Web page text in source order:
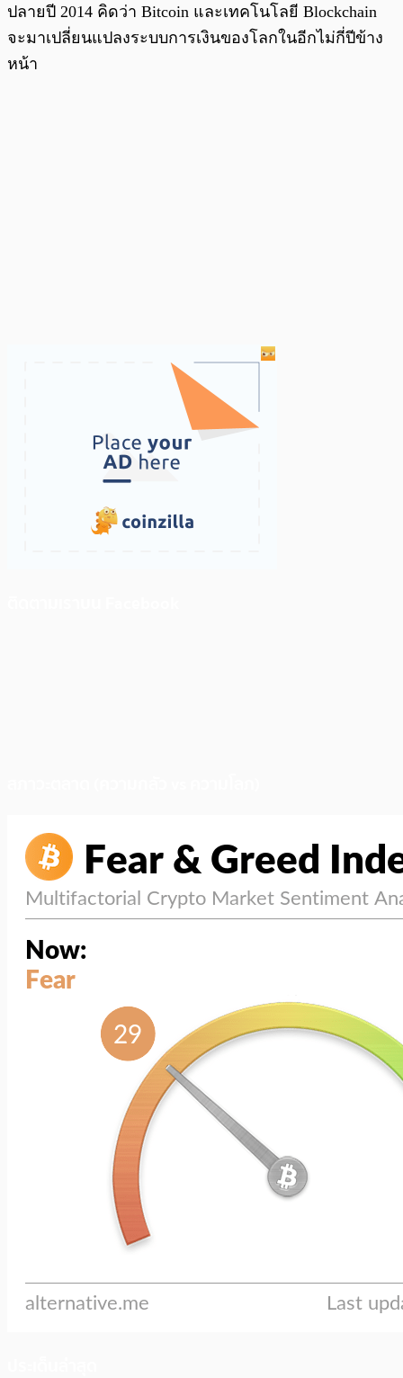
ปลายปี 2014 คิดว่า Bitcoin และเทคโนโลยี Blockchain
จะมาเปลี่ยนแปลงระบบการเงินของโลกในอีกไม่กี่ปีข้าง
หน้า